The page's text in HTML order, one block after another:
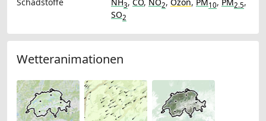
3 2 10 2.5
SO2
Wetteranimationen